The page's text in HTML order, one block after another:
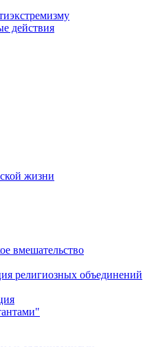
действия
жизни
вмешательство
религиозных объединений